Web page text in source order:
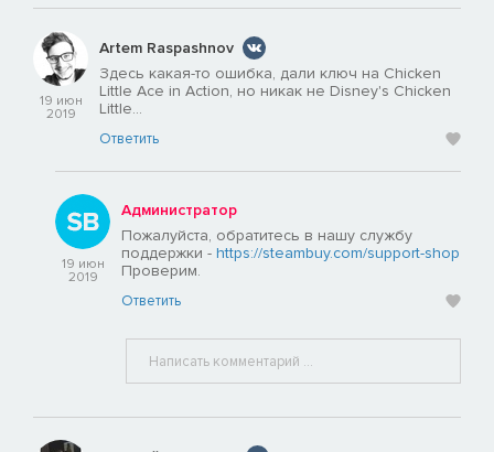
19 июн
2019
Artem Raspashnov
Здесь какая-то ошибка, дали ключ на Chicken
Little Ace in Action, но никак не Disney's Chicken
Little...
Ответить
19 июн
2019
Администратор
Пожалуйста, обратитесь в нашу службу
поддержки - https://steambuy.com/support-shop
Проверим.
Ответить